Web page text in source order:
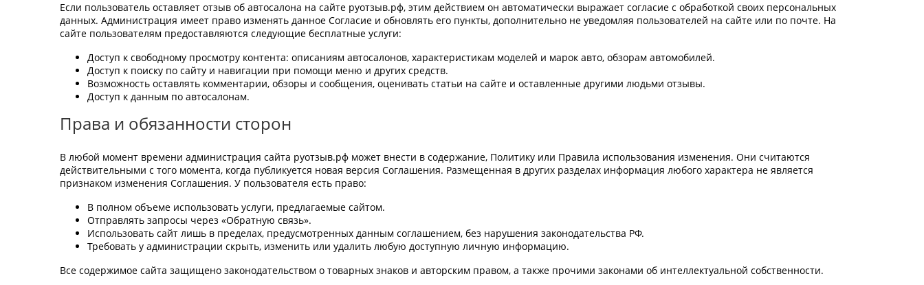
Если пользователь оставляет отзыв об автосалона на сайте руотзыв.рф, этим действием он автоматически выражает согласие с обработкой своих персональных
данных. Администрация имеет право изменять данное Согласие и обновлять его пункты, дополнительно не уведомляя пользователей на сайте или по почте. На
сайте пользователям предоставляются следующие бесплатные услуги:
Доступ к свободному просмотру контента: описаниям автосалонов, характеристикам моделей и марок авто, обзорам автомобилей.
Доступ к поиску по сайту и навигации при помощи меню и других средств.
Возможность оставлять комментарии, обзоры и сообщения, оценивать статьи на сайте и оставленные другими людьми отзывы.
Доступ к данным по автосалонам.
Права и обязанности сторон
В любой момент времени администрация сайта руотзыв.рф может внести в содержание, Политику или Правила использования изменения. Они считаются
действительными с того момента, когда публикуется новая версия Соглашения. Размещенная в других разделах информация любого характера не является
признаком изменения Соглашения. У пользователя есть право:
В полном объеме использовать услуги, предлагаемые сайтом.
Отправлять запросы через «Обратную связь».
Использовать сайт лишь в пределах, предусмотренных данным соглашением, без нарушения законодательства РФ.
Требовать у администрации скрыть, изменить или удалить любую доступную личную информацию.
Все содержимое сайта защищено законодательством о товарных знаков и авторским правом, а также прочими законами об интеллектуальной собственности.